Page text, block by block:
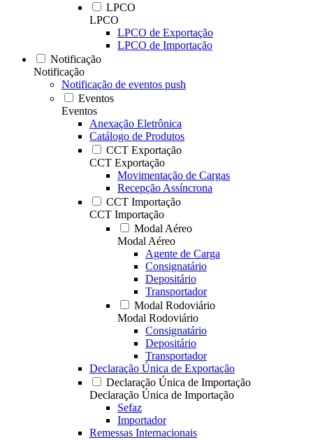
LPCO
LPCO
LPCO de Exportação
LPCO de Importação
Notificação
Notificação
Notificação de eventos push
Eventos
Eventos
Anexação Eletrônica
Catálogo de Produtos
CCT Exportação
CCT Exportação
Movimentação de Cargas
Recepção Assíncrona
CCT Importação
CCT Importação
Modal Aéreo
Modal Aéreo
Agente de Carga
Consignatário
Depositário
Transportador
Modal Rodoviário
Modal Rodoviário
Consignatário
Depositário
Transportador
Declaração Única de Exportação
Declaração Única de Importação
Declaração Única de Importação
Sefaz
Importador
Remessas Internacionais